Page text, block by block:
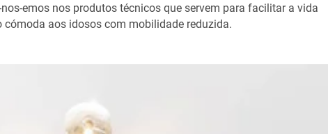
emos nos produtos técnicos que servem para facilitar a vida
aos idosos com mobilidade reduzida.